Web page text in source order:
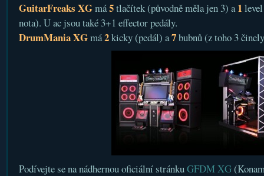
GuitarFreaks XGmá5tlačítek (původně měla jen 3) a1level
nota). U ac jsou také 3+1 effector pedály.
DrumMania XGmá2kicky (pedál) a7bubnů (z toho 3
Podívejte se na nádhernou oficiální stránkuGFDM XG